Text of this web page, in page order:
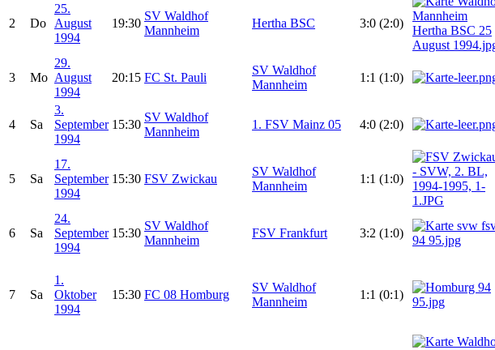
2 Do
25.
August
1994
19:30
SV Waldhof
Mannheim
Hertha BSC 3:0 (2:0)
3 Mo
29.
August
1994
20:15 FC St. Pauli
SV Waldhof
Mannheim
1:1 (1:0)
4 Sa
3.
September
1994
15:30
SV Waldhof
Mannheim
1. FSV Mainz 05 4:0 (2:0)
5 Sa
17.
September
1994
15:30 FSV Zwickau
SV Waldhof
Mannheim
1:1 (1:0)
6 Sa
24.
September
1994
15:30
SV Waldhof
Mannheim
FSV Frankfurt 3:2 (1:0)
7 Sa
1.
Oktober
1994
15:30 FC 08 Homburg
SV Waldhof
Mannheim
1:1 (0:1)